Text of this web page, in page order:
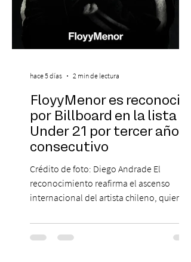
FloyyMenor es reconocido
por Billboard en la lista 21
Under 21 por tercer año
consecutivo
Crédito de foto: Diego Andrade El
reconocimiento reafirma el ascenso
internacional del artista chileno, quien
en la escena global. MIAMI, FL (3 de agosto
de 2026) — FloyyMenor ha sido
hace 5 días 2 min de lectura